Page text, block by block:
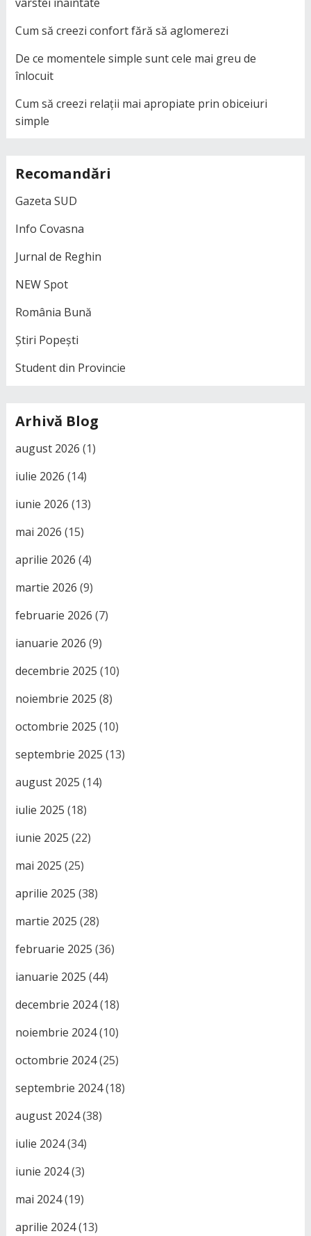
Cum să creezi confort fără să aglomerezi
De ce momentele simple sunt cele mai greu de
înlocuit
Cum să creezi relații mai apropiate prin obiceiuri
simple
Recomandări
Gazeta SUD
Info Covasna
Jurnal de Reghin
NEW Spot
România Bună
Știri Popești
Student din Provincie
Arhivă Blog
august 2026 (1)
iulie 2026 (14)
iunie 2026 (13)
mai 2026 (15)
aprilie 2026 (4)
martie 2026 (9)
februarie 2026 (7)
ianuarie 2026 (9)
decembrie 2025 (10)
noiembrie 2025 (8)
octombrie 2025 (10)
septembrie 2025 (13)
august 2025 (14)
iulie 2025 (18)
iunie 2025 (22)
mai 2025 (25)
aprilie 2025 (38)
martie 2025 (28)
februarie 2025 (36)
ianuarie 2025 (44)
decembrie 2024(18)
noiembrie 2024(10)
octombrie 2024(25)
septembrie 2024(18)
august 2024(38)
iulie 2024(34)
iunie 2024(3)
mai 2024(19)
aprilie 2024(13)